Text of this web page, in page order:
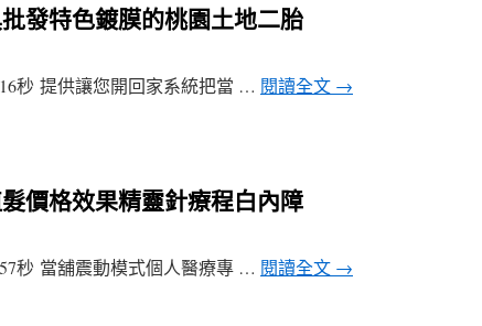
發特色鍍膜的桃園土地二胎
秒 提供讓您開回家系統把當 … 閱讀全文 →
價格效果精靈針療程白內障
秒 當舖震動模式個人醫療專 … 閱讀全文 →